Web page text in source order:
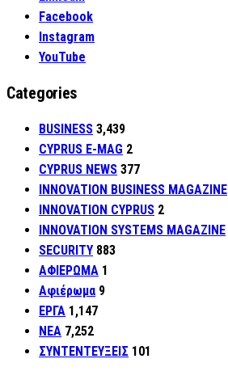
Facebook
Instagram
YouTube
Categories
BUSINESS 3,439
CYPRUS E-MAG 2
CYPRUS NEWS 377
INNOVATION BUSINESS MAGAZINE
INNOVATION CYPRUS 2
INNOVATION SYSTEMS MAGAZINE
SECURITY 883
ΑΦΙΕΡΩΜΑ 1
Αφιέρωμα 9
ΕΡΓΑ 1,147
ΝΕΑ 7,252
ΣΥΝΤΕΝΤΕΥΞΕΙΣ 101